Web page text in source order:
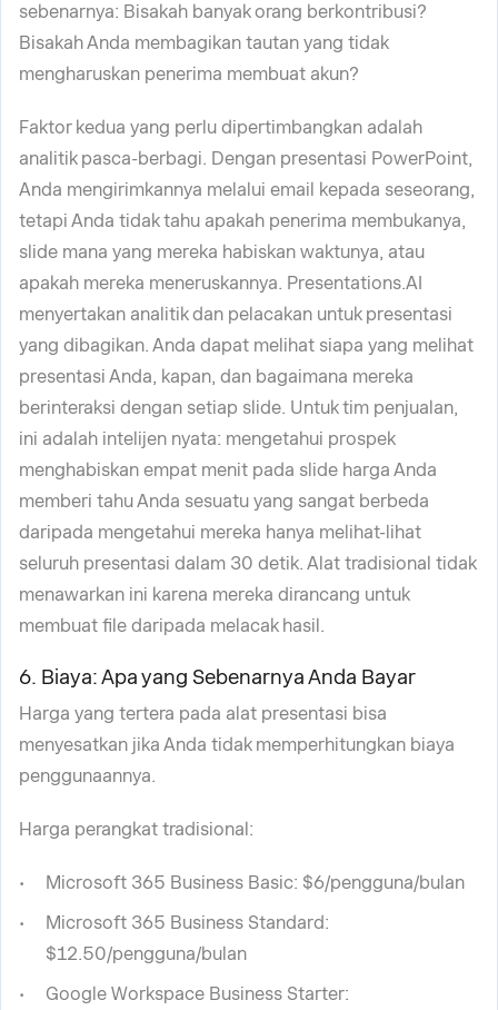
sebenarnya: Bisakah banyak orang berkontribusi?
Bisakah Anda membagikan tautan yang tidak
mengharuskan penerima membuat akun?
Faktor kedua yang perlu dipertimbangkan adalah
analitik pasca-berbagi. Dengan presentasi PowerPoint,
Anda mengirimkannya melalui email kepada seseorang,
tetapi Anda tidak tahu apakah penerima membukanya,
slide mana yang mereka habiskan waktunya, atau
apakah mereka meneruskannya. Presentations.AI
menyertakan analitik dan pelacakan untuk presentasi
yang dibagikan. Anda dapat melihat siapa yang melihat
presentasi Anda, kapan, dan bagaimana mereka
berinteraksi dengan setiap slide. Untuk tim penjualan,
ini adalah intelijen nyata: mengetahui prospek
menghabiskan empat menit pada slide harga Anda
memberi tahu Anda sesuatu yang sangat berbeda
daripada mengetahui mereka hanya melihat-lihat
seluruh presentasi dalam 30 detik. Alat tradisional tidak
menawarkan ini karena mereka dirancang untuk
membuat file daripada melacak hasil.
6. Biaya: Apa yang Sebenarnya Anda Bayar
Harga yang tertera pada alat presentasi bisa
menyesatkan jika Anda tidak memperhitungkan biaya
penggunaannya.
Harga perangkat tradisional:
Microsoft 365 Business Basic: $6/pengguna/bulan
Microsoft 365 Business Standard:
$12.50/pengguna/bulan
Google Workspace Business Starter: